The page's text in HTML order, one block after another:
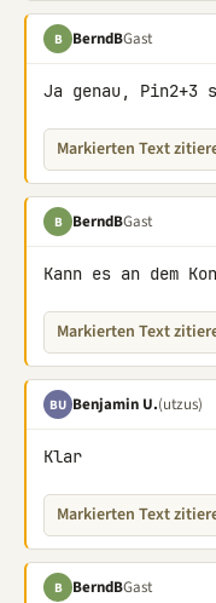
B BerndBGast
Ja genau, Pin2+3
Markierten Text
B BerndBGast
Kann es an dem
Markierten Text
BU Benjamin U.(utzus)
Klar
Markierten Text
B BerndBGast